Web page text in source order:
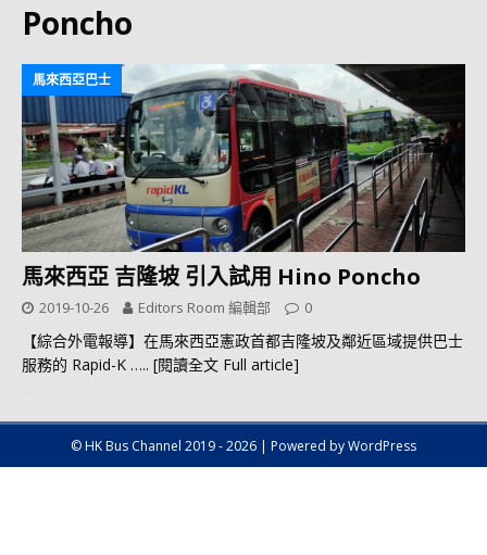
Poncho
馬來西亞巴士
馬來西亞 吉隆坡 引入試用 Hino Poncho
2019-10-26 Editors Room 編輯部 0
【綜合外電報導】在馬來西亞憲政首都吉隆坡及鄰近區域提供巴士
服務的 Rapid-K ….. [閱讀全文 Full article]
© HK Bus Channel 2019 - 2026 | Powered by WordPress